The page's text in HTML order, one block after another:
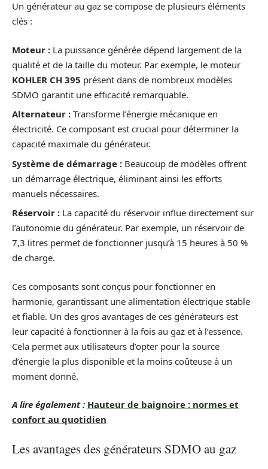
Un générateur au gaz se compose de plusieurs éléments
clés :
Moteur : La puissance générée dépend largement de la
qualité et de la taille du moteur. Par exemple, le moteur
KOHLER CH 395 présent dans de nombreux modèles
SDMO garantit une efficacité remarquable.
Alternateur : Transforme l’énergie mécanique en
électricité. Ce composant est crucial pour déterminer la
capacité maximale du générateur.
Système de démarrage : Beaucoup de modèles offrent
un démarrage électrique, éliminant ainsi les efforts
manuels nécessaires.
Réservoir : La capacité du réservoir influe directement sur
l’autonomie du générateur. Par exemple, un réservoir de
7,3 litres permet de fonctionner jusqu’à 15 heures à 50 %
de charge.
Ces composants sont conçus pour fonctionner en
harmonie, garantissant une alimentation électrique stable
et fiable. Un des gros avantages de ces générateurs est
leur capacité à fonctionner à la fois au gaz et à l’essence.
Cela permet aux utilisateurs d’opter pour la source
d’énergie la plus disponible et la moins coûteuse à un
moment donné.
A lire également : Hauteur de baignoire : normes et
confort au quotidien
Les avantages des générateurs SDMO au gaz